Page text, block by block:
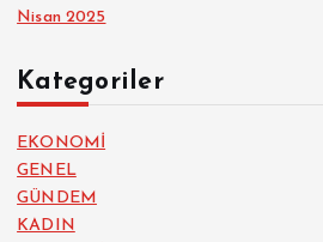
Nisan 2025
Kategoriler
EKONOMİ
GENEL
GÜNDEM
KADIN